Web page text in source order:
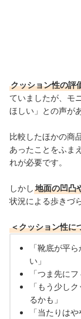
クッション性の評
ていましたが、モ
ほしい」との声が
比較したほかの商
あったことをふま
れが必要です。
しかし 地面の凹凸
状況による歩きづ
＜クッション性に
「靴底が平
い」
「つま先に
「もう少し
るかも」
「当たりは